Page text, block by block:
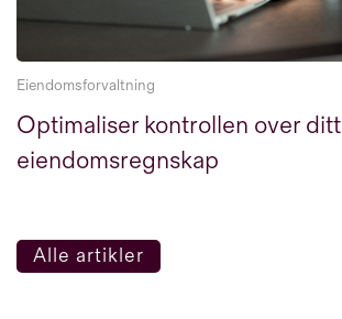
Eiendomsforvaltning
Optimaliser kontrollen over ditt
eiendomsregnskap
Alle artikler